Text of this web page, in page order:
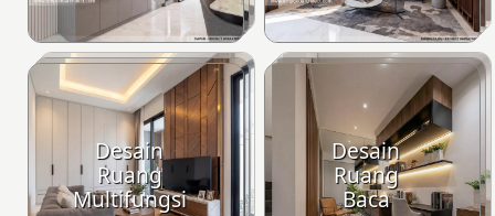
Desain
Ruang
Multifungsi
Desain
Ruang
Baca